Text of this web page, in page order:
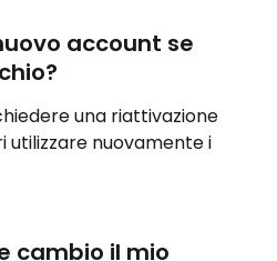
account se
una riattivazione
utilizzare nuovamente i
cambio il mio